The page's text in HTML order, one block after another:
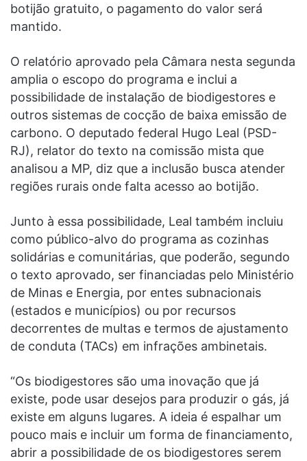
botijão gratuito, o pagamento do valor será
mantido.
O relatório aprovado pela Câmara nesta segunda
amplia o escopo do programa e inclui a
possibilidade de instalação de biodigestores e
outros sistemas de cocção de baixa emissão de
carbono. O deputado federal Hugo Leal (PSD-
RJ), relator do texto na comissão mista que
analisou a MP, diz que a inclusão busca atender
regiões rurais onde falta acesso ao botijão.
Junto à essa possibilidade, Leal também incluiu
como público-alvo do programa as cozinhas
solidárias e comunitárias, que poderão, segundo
o texto aprovado, ser financiadas pelo Ministério
de Minas e Energia, por entes subnacionais
(estados e municípios) ou por recursos
decorrentes de multas e termos de ajustamento
de conduta (TACs) em infrações ambinetais.
“Os biodigestores são uma inovação que já
existe, pode usar desejos para produzir o gás, já
existe em alguns lugares. A ideia é espalhar um
pouco mais e incluir um forma de financiamento,
abrir a possibilidade de os biodigestores serem